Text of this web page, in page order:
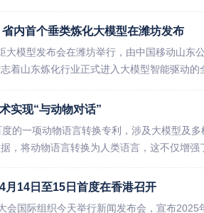
内首个垂类炼化大模型在潍坊发布
大模型发布会在潍坊举行，由中国移动山东
着山东炼化行业正式进入大模型智能驱动的
实现“与动物对话”
的一项动物语言转换专利，涉及大模型及
，将动物语言转换为人类语言，这不仅增强
月14日至15日首度在香港召开
会国际组织今天举行新闻发布会，宣布